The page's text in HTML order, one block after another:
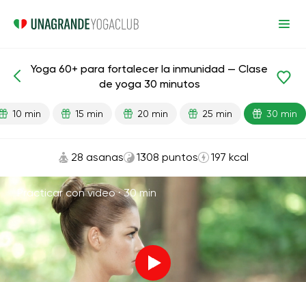
Lecciones preparadas Edad
Yoga 60+ para fortalecer la inmunidad — Clase
de yoga 30 minutos
10 min 15 min 20 min 25 min 30 min
28 asanas 1308 puntos 197 kcal
Practicar con video ·30 min